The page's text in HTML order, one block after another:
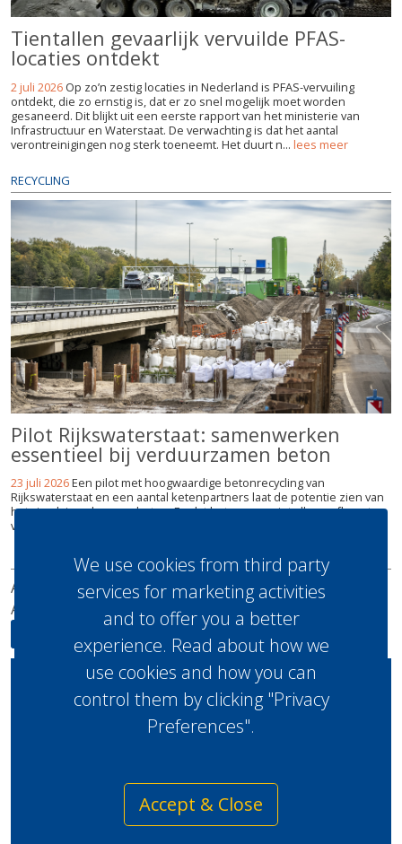
We use cookies from third party
services for marketing activities
and to offer you a better
experience. Read about how we
use cookies and how you can
control them by clicking "Privacy
Preferences".
Accept & Close
Tientallen gevaarlijk vervuilde PFAS-
locaties ontdekt
2 juli 2026 Op zo’n zestig locaties in Nederland is PFAS-vervuiling
ontdekt, die zo ernstig is, dat er zo snel mogelijk moet worden
gesaneerd. Dit blijkt uit een eerste rapport van het ministerie van
Infrastructuur en Waterstaat. De verwachting is dat het aantal
verontreinigingen nog sterk toeneemt. Het duurt n... lees meer
RECYCLING
Pilot Rijkswaterstaat: samenwerken
essentieel bij verduurzamen beton
23 juli 2026Een pilot met hoogwaardige betonrecycling van
Rijkswaterstaat en een aantal ketenpartners laat de potentie zien van
het circulair maken van beton. En dat het succes niet alleen afhangt
van technologie, maar ook van goede ketensamenwerking.
ABONNEREN ADVERTEREN UITGAVES
REDACTIE
ADRES
Home
Legal
Circulaire Economie